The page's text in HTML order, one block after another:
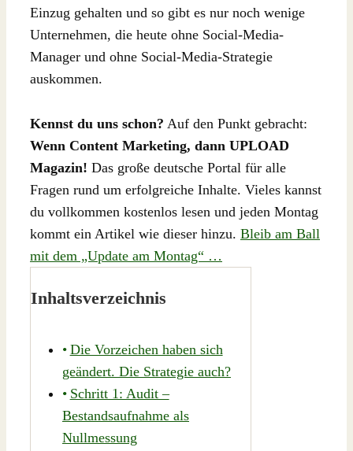
Einzug gehalten und so gibt es nur noch wenige
Unternehmen, die heute ohne Social-Media-
Manager und ohne Social-Media-Strategie
auskommen.
Kennst du uns schon? Auf den Punkt gebracht:
Wenn Content Marketing, dann UPLOAD
Magazin! Das große deutsche Portal für alle
Fragen rund um erfolgreiche Inhalte. Vieles kannst
du vollkommen kostenlos lesen und jeden Montag
kommt ein Artikel wie dieser hinzu. Bleib am Ball
mit dem „Update am Montag“ …
Inhaltsverzeichnis
Die Vorzeichen haben sich
geändert. Die Strategie auch?
Schritt 1: Audit –
Bestandsaufnahme als
Nullmessung